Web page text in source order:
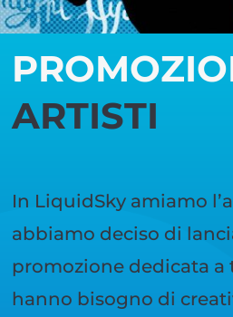
ARTISTI
In LiquidSky amiamo
abbiamo deciso di
promozione dedicata
hanno bisogno di